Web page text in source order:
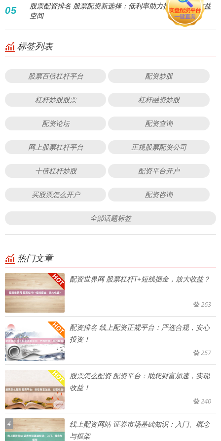
05
股票配资排名 股票配资新选择：低利率助力投资者放大收益
空间
标签列表
股票百倍杠杆平台 配资炒股
杠杆炒股股票 杠杆融资炒股
配资论坛 配资查询
网上股票杠杆平台 正规股票配资公司
十倍杠杆炒股 配资平台开户
买股票怎么开户 配资咨询
全部话题标签
热门文章
配资世界网 股票杠杆T+短线掘金，放大收益？
263
配资排名 线上配资正规平台：严选合规，安心
投资！
257
股票怎么配资 配资平台：助您财富加速，实现
收益！
240
4
线上配资网站 证券市场基础知识：入门、概念
与框架